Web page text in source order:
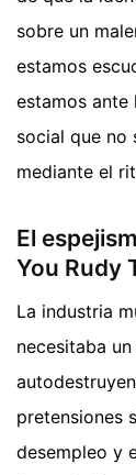
sobre un
estamos
estamos ante
social que no
mediante el
El
You Rudy
La industria
necesitaba
pretensiones
desempleo y